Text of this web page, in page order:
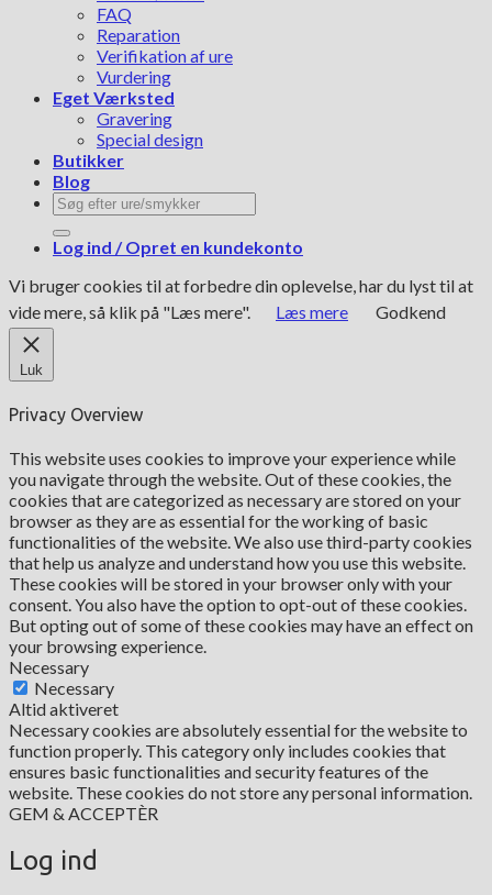
FAQ
Reparation
Verifikation af ure
Vurdering
Eget Værksted
Gravering
Special design
Butikker
Blog
Søg
efter:
Log ind / Opret en kundekonto
Vi bruger cookies til at forbedre din oplevelse, har du lyst til at
vide mere, så klik på "Læs mere".
Læs mere Godkend
Luk
Privacy Overview
This website uses cookies to improve your experience while
you navigate through the website. Out of these cookies, the
cookies that are categorized as necessary are stored on your
browser as they are as essential for the working of basic
functionalities of the website. We also use third-party cookies
that help us analyze and understand how you use this website.
These cookies will be stored in your browser only with your
consent. You also have the option to opt-out of these cookies.
But opting out of some of these cookies may have an effect on
your browsing experience.
Necessary
Necessary
Altid aktiveret
Necessary cookies are absolutely essential for the website to
function properly. This category only includes cookies that
ensures basic functionalities and security features of the
website. These cookies do not store any personal information.
GEM & ACCEPTÈR
Log ind